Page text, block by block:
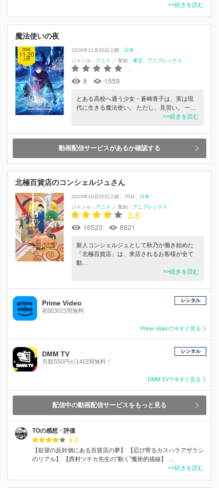
>>続きを読む
魔法使いの夜
2026
11.20
上映
2026年11月20日上映
日本
ジャンル： アニメ ／ 配給： 東宝 アニプレックス
-
8 1559
とある高校へ通う少女・蒼崎青子は、実は現
代に生きる魔法使い。 ただし、見習い。 一…
>>続きを読む
動画配信サービスがあるか確認する
北極百貨店のコンシェルジュさん
2023年10月20日上映 70分
日本
ジャンル： アニメ ／ 配給： アニプレックス
3.8
16523 8821
新⼈コンシェルジュとして秋乃が働き始めた
「北極百貨店」は、来店されるお客様が全て
動…
>>続きを読む
Prime Video
初回30日間無料
レンタル
Prime Videoで今すぐ見る
DMM TV
月額550円が14日間無料！
レンタル
DMM TVで今すぐ見る
配信中の動画配信サービスをもっと見る
TOの感想・評価
4.0
【欲望の反対側にある百貨店の夢】 【忍び寄るカスハラアザラシ
のリアル】 【西村ツチカ先生の''動く''魔術的描線】 …
>>続きを読む